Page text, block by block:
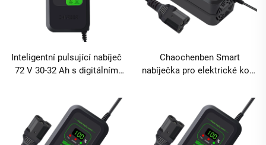
Inteligentní pulsující nabíječ
72 V 30-32 Ah s digitálním
Nabíječ olověných
akumulátorů s AC a DC porty
Chaochenben Smart
nabíječka pro elektrické kolo
rychlonabíjení, ochrana proti
přebíjení